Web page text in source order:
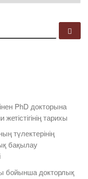
PhD докторына
тарихы
түлектерінің
бақылау
бойынша докторлық